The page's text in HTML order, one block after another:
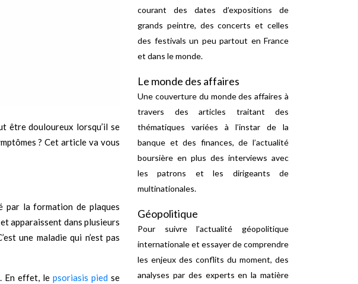
être douloureux lorsqu’il se
? Cet article va vous
par la formation de plaques
apparaissent dans plusieurs
une maladie qui n’est pas
En effet, le psoriasis piedse
courant des dates d’expositions de
grands peintre, des concerts et celles
des festivals un peu partout en France
et dans le monde.
Le monde des affaires
Une couverture du monde des affaires à
travers des articles traitant des
thématiques variées à l’instar de la
banque et des finances, de l’actualité
boursière en plus des interviews avec
les patrons et les dirigeants de
multinationales.
Géopolitique
Pour suivre l’actualité géopolitique
internationale et essayer de comprendre
les enjeux des conflits du moment, des
analyses par des experts en la matière